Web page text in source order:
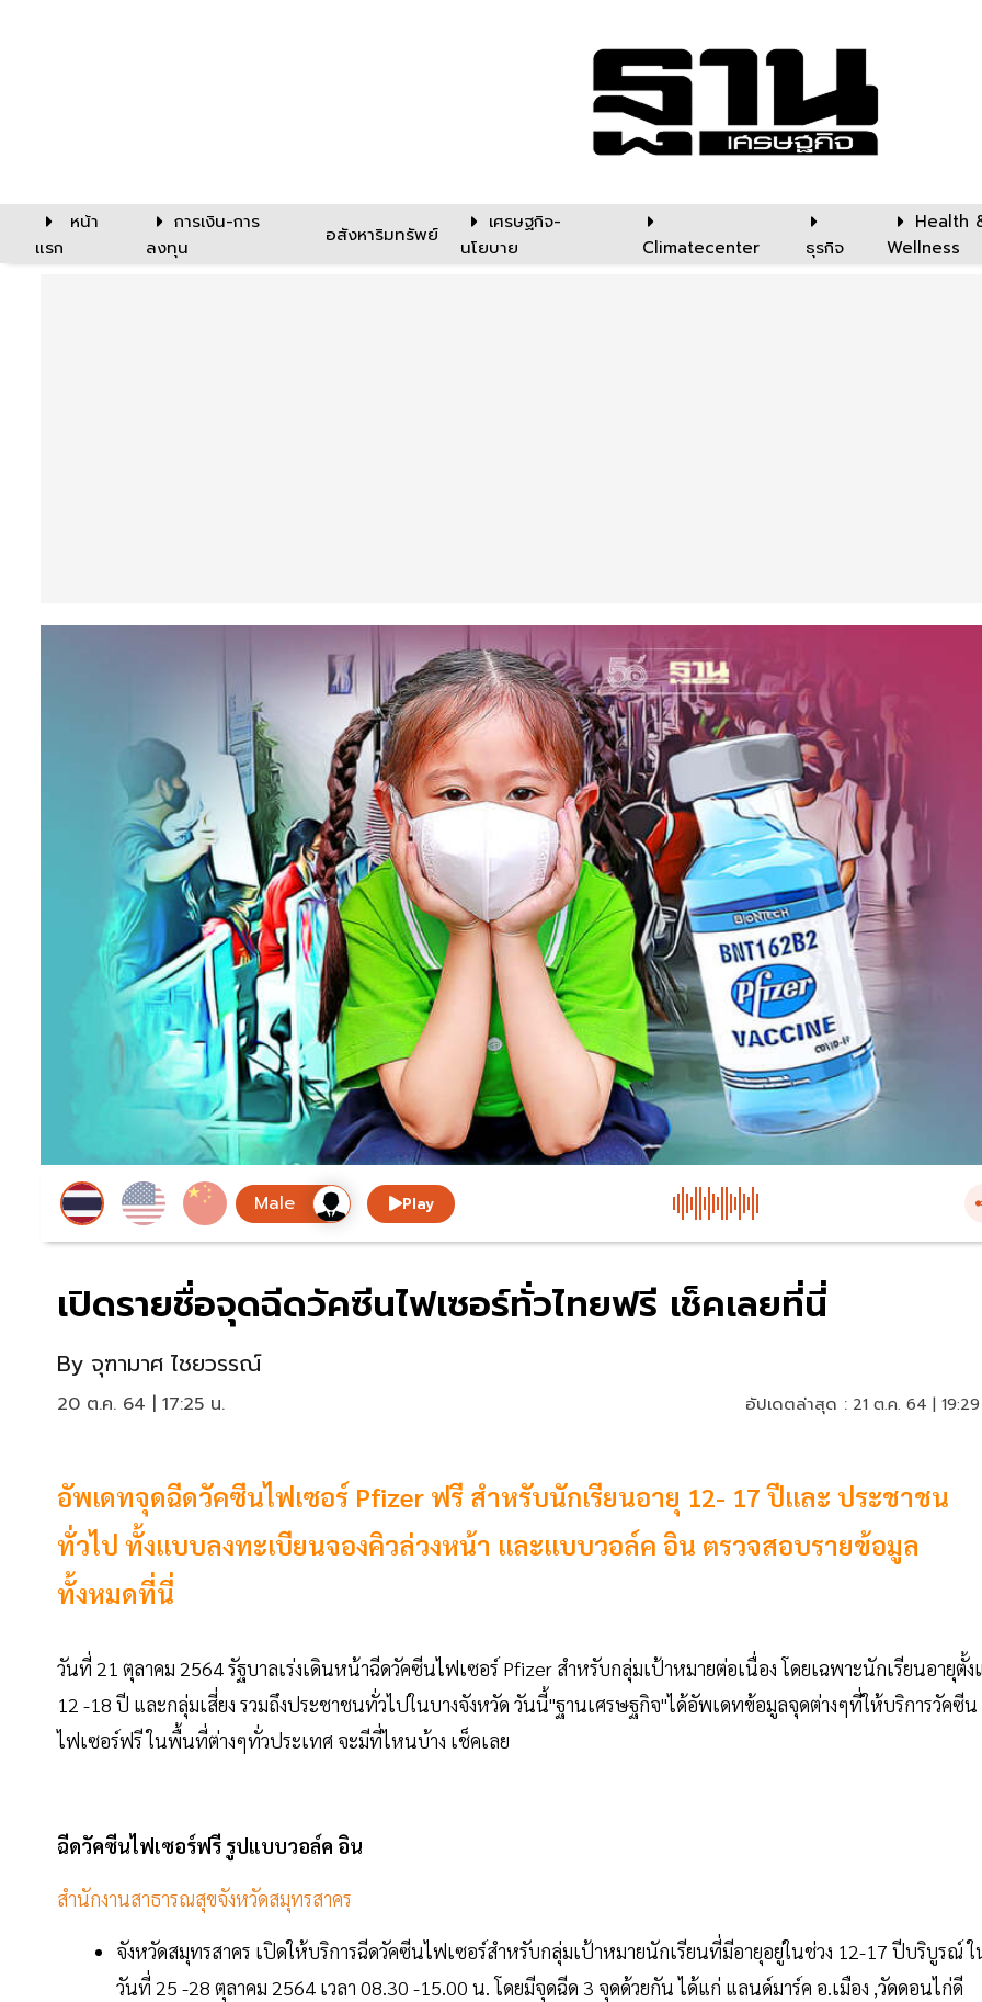
หน้า
แรก
การเงิน-การ
ลงทุน
อสังหาริมทรัพย์
เศรษฐกิจ-
นโยบาย
Climatecenter ธุรกิจ
Health
Wellness
Play
เปิดรายชื่อจุดฉีดวัคซีนไฟเซอร์ทั่วไทยฟรี เช็คเลยที่นี่
By จุฑามาศ ไชยวรรณ์
20 ต.ค. 64 | 17:25 น. อัปเดตล่าสุด : 21 ต.ค. 64 |
อัพเดทจุดฉีดวัคซีนไฟเซอร์ Pfizer ฟรี สำหรับนักเรียนอายุ 12- 17 ปีและ ประชาชน
ทั่วไป ทั้งแบบลงทะเบียนจองคิวล่วงหน้า และแบบวอล์ค อิน ตรวจสอบรายข้อมูล
ทั้งหมดที่นี่
วันที่ 21 ตุลาคม 2564 รัฐบาลเร่งเดินหน้าฉีดวัคซีนไฟเซอร์ Pfizer สำหรับกลุ่มเป้าหมายต่อเนื่อง โดยเฉพาะนักเรียนอายุตั้ง
12 -18 ปี และกลุ่มเสี่ยง รวมถึงประชาชนทั่วไปในบางจังหวัด วันนี้"ฐานเศรษฐกิจ"ได้อัพเดทข้อมูลจุดต่างๆที่ให้บริการวัคซีน
ไฟเซอร์ฟรี ในพื้นที่ต่างๆทั่วประเทศ จะมีที่ไหนบ้าง เช็คเลย
ฉีดวัคซีนไฟเซอร์ฟรี รูปแบบวอล์ค อิน
สำนักงานสาธารณสุขจังหวัดสมุทรสาคร
จังหวัดสมุทรสาคร เปิดให้บริการฉีดวัคซีนไฟเซอร์สำหรับกลุ่มเป้าหมายนักเรียนที่มีอายุอยู่ในช่วง 12-17 ปีบริบูรณ์
วันที่ 25 -28 ตุลาคม 2564 เวลา 08.30 -15.00 น. โดยมีจุดฉีด 3 จุดด้วยกัน ได้แก่ แลนด์มาร์ค อ.เมือง ,วัดดอนไก่ดี